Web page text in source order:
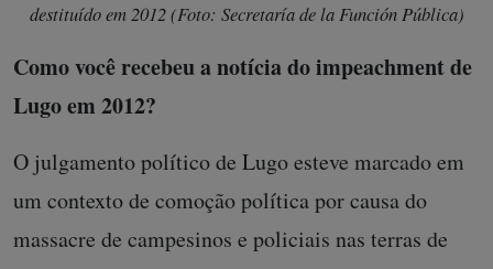
destituído em 2012 (Foto: Secretaría de la Función Pública)
Como você recebeu a notícia do impeachment de
Lugo em 2012?
O julgamento político de Lugo esteve marcado em
um contexto de comoção política por causa do
massacre de campesinos e policiais nas terras de